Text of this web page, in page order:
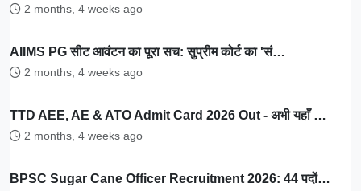
2 months, 4 weeks ago
AIIMS PG सीट आवंटन का पूरा सच: सुप्रीम कोर्ट का 'सं…
2 months, 4 weeks ago
TTD AEE, AE & ATO Admit Card 2026 Out - अभी यहाँ …
2 months, 4 weeks ago
BPSC Sugar Cane Officer Recruitment 2026: 44 पदों…